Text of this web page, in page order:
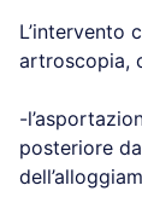
L’intervento
artroscopia,
-
posteriore